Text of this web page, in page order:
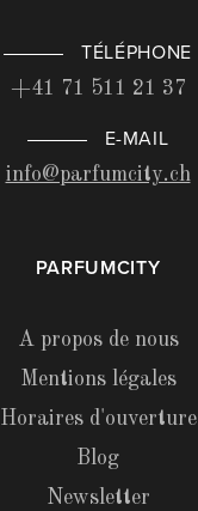
TÉLÉPHONE
+41 71 511 21 37
E-MAIL
info@parfumcity.ch
PARFUMCITY
A propos de nous
Mentions légales
Horaires d'ouverture
Blog
Newsletter